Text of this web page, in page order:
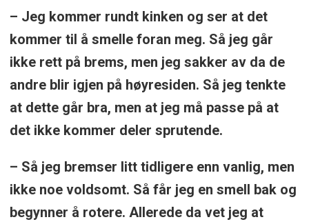
– Jeg kommer rundt kinken og ser at det
kommer til å smelle foran meg. Så jeg går
ikke rett på brems, men jeg sakker av da de
andre blir igjen på høyresiden. Så jeg tenkte
at dette går bra, men at jeg må passe på at
det ikke kommer deler sprutende.
– Så jeg bremser litt tidligere enn vanlig, men
ikke noe voldsomt. Så får jeg en smell bak og
begynner å rotere. Allerede da vet jeg at